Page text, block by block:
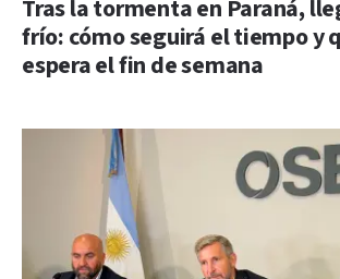
Tras la tormenta en Paraná,
frío: cómo seguirá el tiempo y
espera el fin de semana